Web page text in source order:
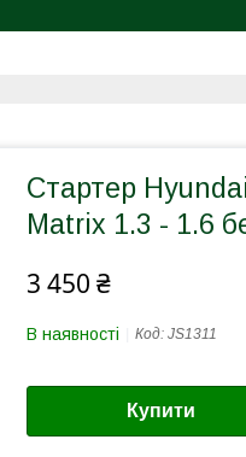
Стартер
Matrix 1.3 - 1.6
3 450 ₴
В наявності Код: JS1311
Купити